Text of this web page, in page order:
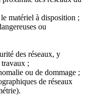
matériel à disposition ;
ou
des réseaux, y
;
ou de dommage ;
de réseaux